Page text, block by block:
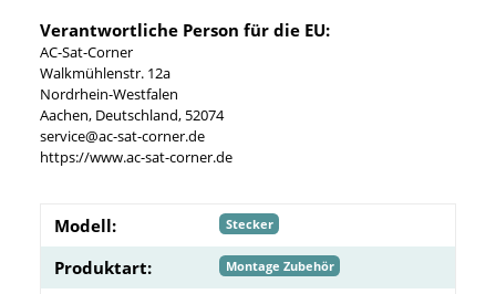
Verantwortliche Person für die EU:
AC-Sat-Corner
Walkmühlenstr. 12a
Nordrhein-Westfalen
Aachen, Deutschland, 52074
service@ac-sat-corner.de
https://www.ac-sat-corner.de
Modell: Stecker
Produktart: Montage Zubehör